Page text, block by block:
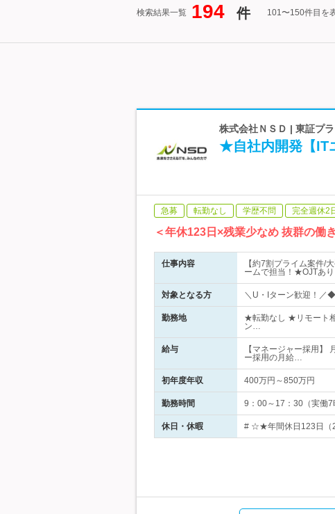
検索結果一覧 194 件 101〜150件目を
株式会社ＮＳＤ | 東証プ
★自社内開発【IT
急募 転勤なし 学歴不問 完全週休2
＜年休123日×残業少なめ 抜群の働
仕事内容
【約7割プライム案件/
ームで担当！★OJTあ
対象となる方 ＼U・Iターン歓迎！／
勤務地
★転勤なし ★リモート
ン…
給与
【マネージャー採用
ー採用の月給…
初年度年収 400万円～850万円
勤務時間 9：00～17：30（実働
休日・休暇 # ☆★年間休日123日（